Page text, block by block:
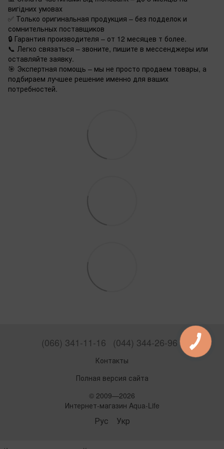
вигідних умовах
✅ Только оригинальная продукция – без подделок и
сомнительных поставщиков
🔒 Гарантия производителя – от 12 месяцев т более.
📞 Легко связаться – звоните, пишите в мессенджеры или
оставляйте заявку.
🎯 Экспертная помощь – мы не просто продаем товары, а
подбираем лучшее решение именно для ваших
потребностей.
(066) 341-11-16 (044) 344-26-96
Контакты
Полная версия сайта
© 2009—2026
Интернет-магазин Aqua-Life
Рус Укр